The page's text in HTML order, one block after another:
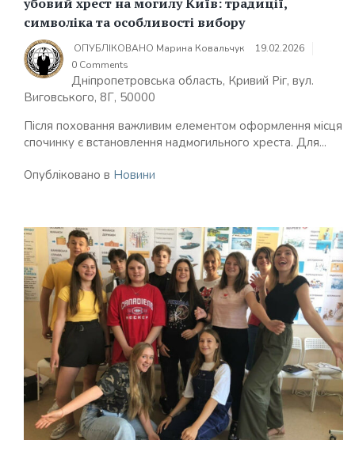
символіка та особливості вибору
ОПУБЛІКОВАНО Марина Ковальчук
19.02.2026
0 Comments
Дніпропетровська область, Кривий Ріг, вул.
Виговського, 8Г, 50000
Після поховання важливим елементом оформлення місця
спочинку є встановлення надмогильного хреста. Для...
Опубліковано в Новини